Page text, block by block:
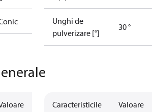
Unghi de
pulverizare [°]
30 °
Caracteristicile Valoare